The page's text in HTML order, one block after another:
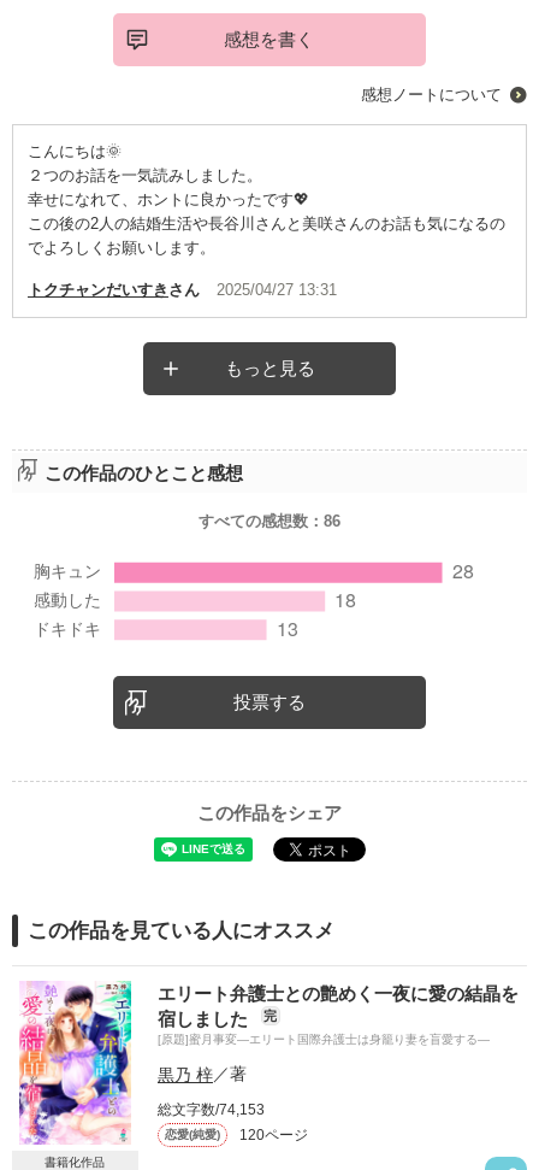
感想を書く
感想ノートについて
こんにちは🌞
２つのお話を一気読みしました。
幸せになれて、ホントに良かったです💖
この後の2人の結婚生活や長谷川さんと美咲さんのお話も気になるの
でよろしくお願いします。
トクチャンだいすき さん 2025/04/27 13:31
もっと見る
この作品のひとこと感想
すべての感想数： 86
投票する
この作品をシェア
この作品を見ている人にオススメ
書籍化作品
エリート弁護士との艶めく一夜に愛の結晶を
宿しました
完
[原題]蜜月事変―エリート国際弁護士は身籠り妻を盲愛する―
黒乃 梓／著
総文字数/74,153
恋愛(純愛) 120ページ